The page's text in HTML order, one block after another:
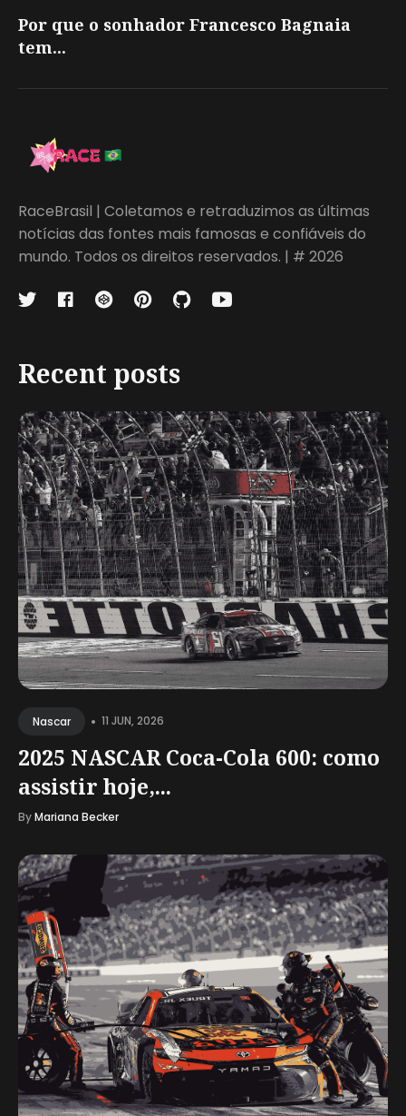
Por que o sonhador Francesco Bagnaia
tem...
RaceBrasil | Coletamos e retraduzimos as últimas
notícias das fontes mais famosas e confiáveis do
mundo. Todos os direitos reservados. | # 2026
Recent posts
Nascar • 11 JUN, 2026
2025 NASCAR Coca-Cola 600: como
assistir hoje,...
ByMariana Becker